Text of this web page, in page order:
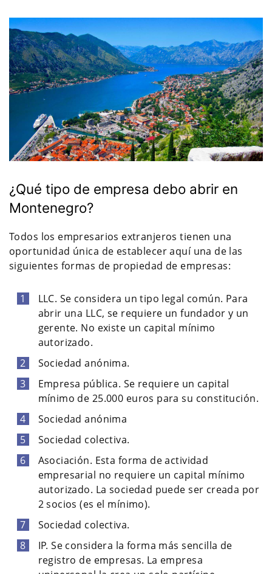
¿Qué tipo de empresa debo abrir en
Montenegro?
Todos los empresarios extranjeros tienen una
oportunidad única de establecer aquí una de las
siguientes formas de propiedad de empresas:
LLC. Se considera un tipo legal común. Para
abrir una LLC, se requiere un fundador y un
gerente. No existe un capital mínimo
autorizado.
Sociedad anónima.
Empresa pública. Se requiere un capital
mínimo de 25.000 euros para su constitución.
Sociedad anónima
Sociedad colectiva.
Asociación. Esta forma de actividad
empresarial no requiere un capital mínimo
autorizado. La sociedad puede ser creada por
2 socios (es el mínimo).
Sociedad colectiva.
IP. Se considera la forma más sencilla de
registro de empresas. La empresa